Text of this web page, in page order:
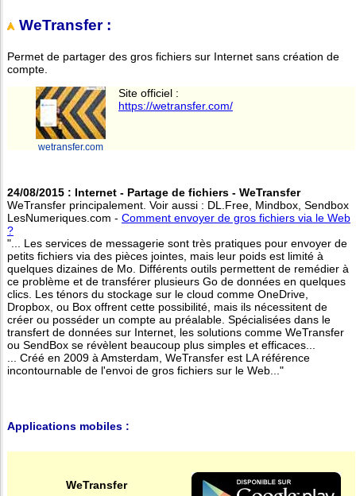
WeTransfer :
Permet de partager des gros fichiers sur Internet sans création de
compte.
wetransfer.com
Site officiel :
https://wetransfer.com/
24/08/2015 : Internet - Partage de fichiers - WeTransfer
WeTransfer principalement. Voir aussi : DL.Free, Mindbox, Sendbox
LesNumeriques.com - Comment envoyer de gros fichiers via le Web
?
"... Les services de messagerie sont très pratiques pour envoyer de
petits fichiers via des pièces jointes, mais leur poids est limité à
quelques dizaines de Mo. Différents outils permettent de remédier à
ce problème et de transférer plusieurs Go de données en quelques
clics. Les ténors du stockage sur le cloud comme OneDrive,
Dropbox, ou Box offrent cette possibilité, mais ils nécessitent de
créer ou posséder un compte au préalable. Spécialisées dans le
transfert de données sur Internet, les solutions comme WeTransfer
ou SendBox se révèlent beaucoup plus simples et efficaces...
... Créé en 2009 à Amsterdam, WeTransfer est LA référence
incontournable de l'envoi de gros fichiers sur le Web..."
Applications mobiles :
WeTransfer